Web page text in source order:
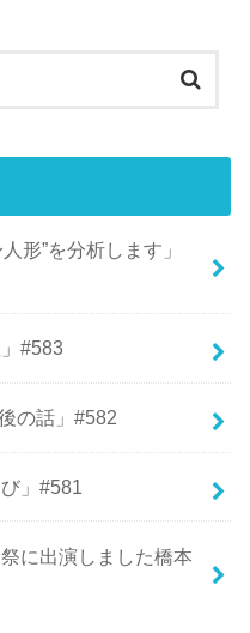
形”を分析します」
#583
の話」#582
」#581
に出演しました橋本